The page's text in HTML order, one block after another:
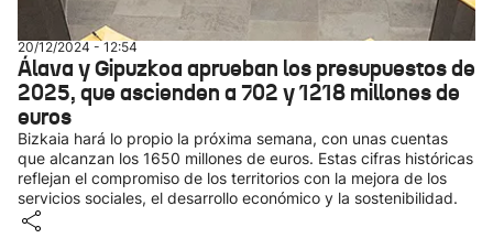
20/12/2024 - 12:54
Álava y Gipuzkoa aprueban los presupuestos de
2025, que ascienden a 702 y 1218 millones de
euros
Bizkaia hará lo propio la próxima semana, con unas cuentas
que alcanzan los 1650 millones de euros. Estas cifras históricas
reflejan el compromiso de los territorios con la mejora de los
servicios sociales, el desarrollo económico y la sostenibilidad.